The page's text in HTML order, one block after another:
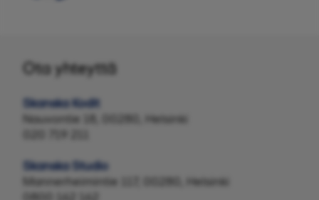
Ota yhteyttä
Skanska Kodit
Nauvontie 18, 00280, Helsinki
Skanska Studio
Mannerheimintie 117, 00280, Helsinki